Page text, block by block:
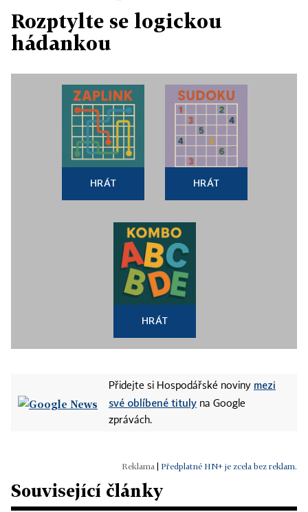
Rozptylte se logickou
hádankou
HRÁT HRÁT
HRÁT
Přidejte si Hospodářské noviny mezi
své oblíbené tituly na Google
zprávách.
Předplatné HN+ je zcela bez reklam.
Související články